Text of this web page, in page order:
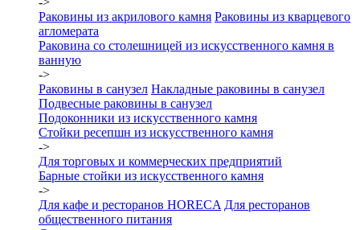
Раковины из акрилового камня Раковины из кварцевого
агломерата
Раковина со столешницей из искусственного камня в
ванную
->
Раковины в санузел Накладные раковины в санузел
Подвесные раковины в санузел
Подоконники из искусственного камня
Стойки ресепшн из искусственного камня
->
Для торговых и коммерческих предприятий
Барные стойки из искусственного камня
->
Для кафе и ресторанов HORECA Для ресторанов
общественного питания